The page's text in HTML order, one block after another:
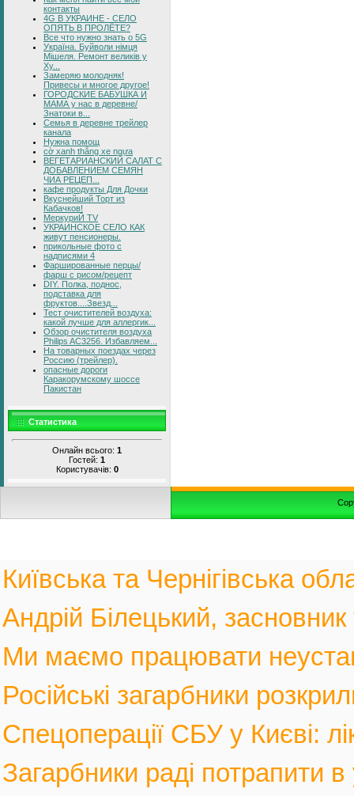
контакты
4G В УКРАИНЕ - СЕЛО
ОПЯТЬ В ПРОЛЁТЕ?
Все что нужно знать о 5G
Україна. Буйволи німця
Мішеля. Ремонт великів у
Ху...
Замеряю молодняк!
Привесы и многое другое!
ГОРОДСКИЕ БАБУШКА И
МАМА у нас в деревне/
Знатоки в...
Семья в деревне трейлер
канала
Нужна помощ
cờ xanh thắng xe ngựa
ВЕГЕТАРИАНСКИЙ САЛАТ С
ДОБАВЛЕНИЕМ СЕМЯН
ЧИА РЕЦЕП...
кафе продукты Для Дочки
Вкуснейший Торт из
Кабачков!
МеркуриЙ TV
УКРАИНСКОЕ СЕЛО КАК
живут пенсионеры.
прикольные фото с
надписями 4
Фаршированные перцы/
фарш с рисом/рецепт
DIY. Полка, поднос,
подставка для
фруктов....Звезд...
Тест очистителей воздуха:
какой лучше для аллергик...
Обзор очистителя воздуха
Philips AC3256. Избавляем...
На товарных поездах через
Россию (трейлер).
опасные дороги
Каракорумскому шоссе
Пакистан
Статистика
Онлайн всього: 1
Гостей: 1
Користувачів: 0
Київська та Чернігівська
Андрій Білецький,
Ми маємо працювати
Російські загарбники
Спецоперації СБУ у Києві:
Загарбники раді потрапити